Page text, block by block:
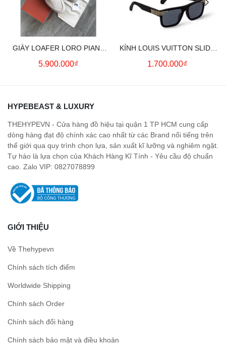
GIÀY LOAFER LORO PIANA
SUMMER CHARMS (CREAM)
5.900.000₫
KÍNH LOUIS VUITTON SLIDE
SQUARE SUNGLASSES
1.700.000₫
HYPEBEAST & LUXURY
THEHYPEVN - Cửa hàng đồ hiệu tại quận 1 TP HCM cung cấp
dòng hàng đạt độ chính xác cao nhất từ các Brand nổi tiếng trên
thế giới qua quy trình chọn lựa, sản xuất kĩ lưỡng và nghiêm ngặt.
Tự hào là lựa chọn của Khách Hàng Kĩ Tính - Yêu cầu độ chuẩn
cao. Zalo VIP: 0827078899
GIỚI THIỆU
Về Thehypevn
Chính sách tích điểm
Worldwide Shipping
Chính sách Order
Chính sách đổi hàng
Chính sách bảo mật và điều khoản